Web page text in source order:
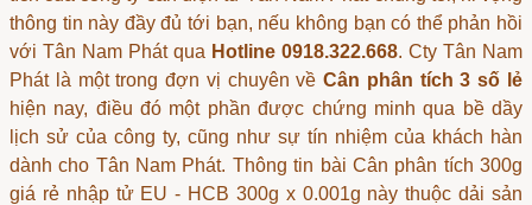
thông tin này đầy đủ tới bạn, nếu không bạn có thể phản hồi
với Tân Nam Phát qua Hotline 0918.322.668. Cty Tân Nam
Phát là một trong đợn vị chuyên vềCân phân tích 3 số lẻ
hiện nay, điều đó một phần được chứng minh qua bề dầy
lịch sử của công ty, cũng như sự tín nhiệm của khách hàn
dành cho Tân Nam Phát. Thông tin bài Cân phân tích 300g
giá rẻ nhập tử EU - HCB 300g x 0.001g này thuộc dải sản